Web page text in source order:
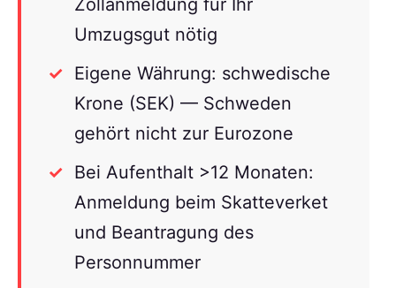
Zollanmeldung für Ihr
Umzugsgut nötig
Eigene Währung: schwedische
Krone (SEK) — Schweden
gehört nicht zur Eurozone
Bei Aufenthalt >12 Monaten:
Anmeldung beim Skatteverket
und Beantragung des
Personnummer